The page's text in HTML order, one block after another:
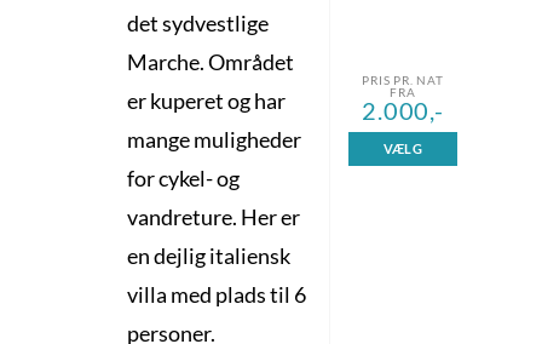
det sydvestlige
Marche. Området
er kuperet og har
mange muligheder
for cykel- og
vandreture. Her er
en dejlig italiensk
villa med plads til 6
personer.
PRIS PR. NAT
FRA
2.000,-
VÆLG